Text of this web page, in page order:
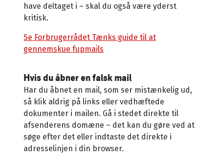
have deltaget i – skal du også være yderst
kritisk.
Se Forbrugerrådet Tænks guide til at
gennemskue fupmails
Hvis du åbner en falsk mail
Har du åbnet en mail, som ser mistænkelig ud,
så klik aldrig på links eller vedhæftede
dokumenter i mailen. Gå i stedet direkte til
afsenderens domæne – det kan du gøre ved at
søge efter det eller indtaste det direkte i
adresselinjen i din browser.